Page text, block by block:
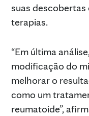
suas
terapias.
“Em última
modificação do
melhorar o
como um
reumatoide”,